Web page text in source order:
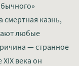
смертная казнь,
любые
— странное
века он